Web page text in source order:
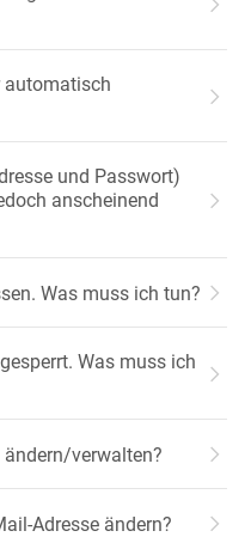
automatisch
und Passwort)
anscheinend
Was muss ich tun?
Was muss ich
verwalten?
Adresse ändern?